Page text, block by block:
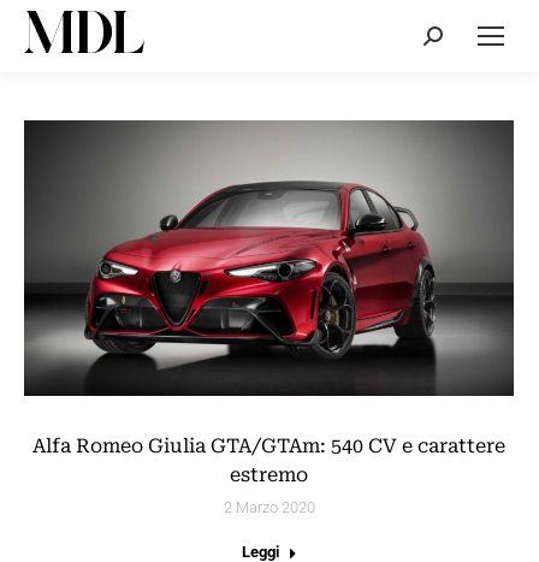
Cerca:
Alfa Romeo Giulia GTA/GTAm: 540 CV e carattere
estremo
2 Marzo 2020
Leggi